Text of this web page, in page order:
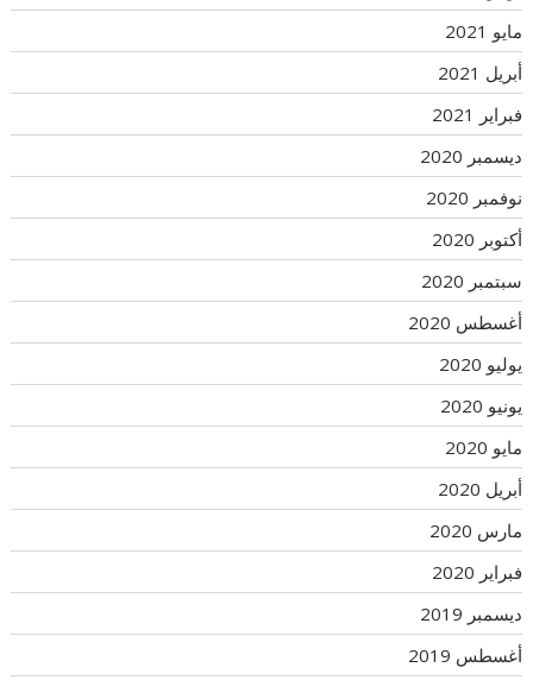
مايو 2021
أبريل 2021
فبراير 2021
ديسمبر 2020
نوفمبر 2020
أكتوبر 2020
سبتمبر 2020
أغسطس 2020
يوليو 2020
يونيو 2020
مايو 2020
أبريل 2020
مارس 2020
فبراير 2020
ديسمبر 2019
أغسطس 2019